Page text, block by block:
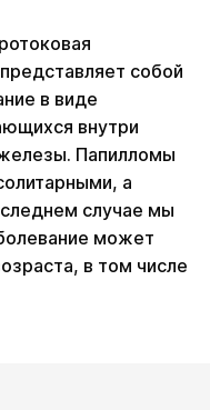
собой
в виде
внутри
Папилломы
а
случае мы
может
в том числе